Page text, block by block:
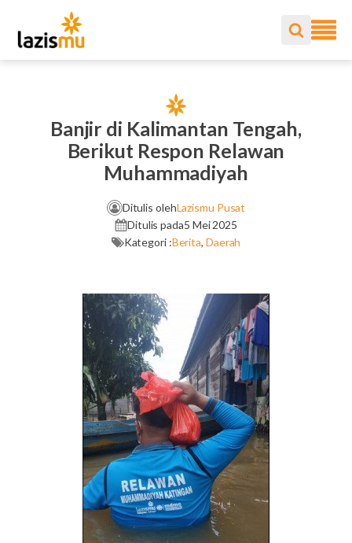
Banjir di Kalimantan Tengah,
Berikut Respon Relawan
Muhammadiyah
Ditulis olehLazismu Pusat
Ditulis pada5 Mei 2025
Kategori :Berita, Daerah